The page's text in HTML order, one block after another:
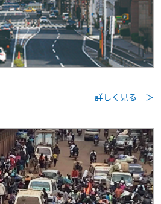
詳しく見る ＞